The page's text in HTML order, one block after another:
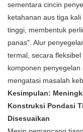
sementara cincin
ketahanan aus tiga
tinggi, membentuk
panas". Alur
termal, secara
komponen
mengatasi masalah
Kesimpulan:
Konstruksi Pondasi
Disesuaikan